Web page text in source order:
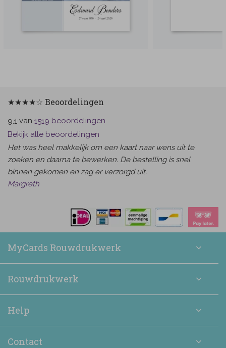
★★★★☆ Beoordelingen
9.1 van 1519 beoordelingen
Bekijk alle beoordelingen
Het was heel makkelijk om een kaart naar wens uit te
zoeken en daarna te bewerken. De bestelling is snel
binnen gekomen en zag er verzorgd uit.
Margreth
MyCards Rouwdrukwerk
Rouwdrukwerk
Help
Contact